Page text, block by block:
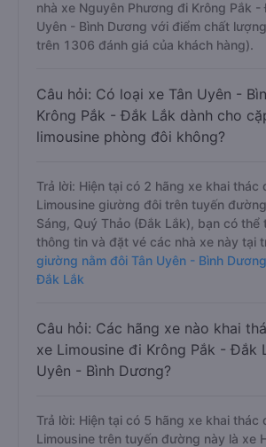
nhà xe Nguyên Phương đi Krông Pắk -
Uyên - Bình Dương với điểm chất
trên 1306 đánh giá của khách hàng).
Câu hỏi: Có loại xe Tân Uyên -
Krông Pắk - Đắk Lắk dành cho
limousine phòng đôi không?
Trả lời: Hiện tại có 2 hãng xe khai thác
Limousine giường đôi trên tuyến
Sáng, Quý Thảo (Đắk Lắk), bạn có thể
thông tin và đặt vé các nhà xe này tại
giường nằm đôi Tân Uyên - Bình
Đắk Lắk
Câu hỏi: Các hãng xe nào khai
xe Limousine đi Krông Pắk - Đắk
Uyên - Bình Dương?
Trả lời: Hiện tại có 5 hãng xe khai thác
Limousine trên tuyến đường này là xe